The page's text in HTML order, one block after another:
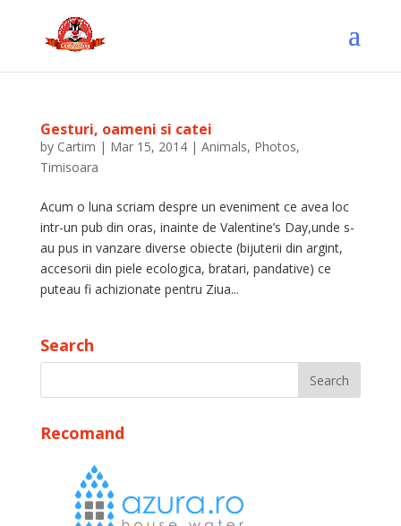
Gesturi, oameni si catei
by Cartim | Mar 15, 2014| Animals, Photos,
Timisoara
Acum o luna scriam despre un eveniment ce avea loc
intr-un pub din oras, inainte de Valentine’s Day,unde s-
au pus in vanzare diverse obiecte (bijuterii din argint,
accesorii din piele ecologica, bratari, pandative) ce
puteau fi achizionate pentru Ziua...
Search
Recomand